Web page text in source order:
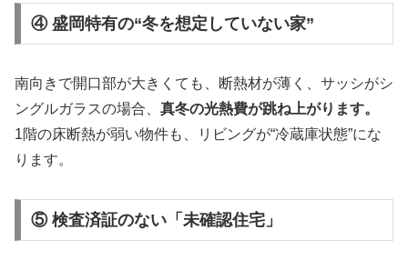
④ 盛岡特有の“冬を想定していない家”
南向きで開口部が大きくても、断熱材が薄く、サッシがシ
ングルガラスの場合、 真冬の光熱費が跳ね上がります。
1階の床断熱が弱い物件も、リビングが“冷蔵庫状態”にな
ります。
⑤ 検査済証のない「未確認住宅」